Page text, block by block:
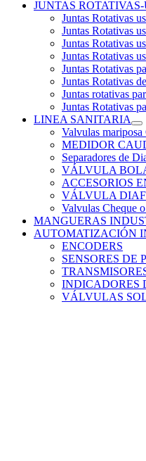
JUNTAS
Juntas Rotativas
Juntas Rotativas
Juntas Rotativas
Juntas Rotativas
Juntas Rotativas
Juntas Rotativas
Juntas rotativas
Juntas Rotativas
LINEA SANITARIA
Valvulas
MEDIDOR
Separadores de
VÁLVULA
ACCESORIOS
VÁLVULA
Valvulas Cheque
MANGUERAS
AUTOMATIZACIÓN
ENCODERS
SENSORES DE
INDICADORES
VÁLVULAS